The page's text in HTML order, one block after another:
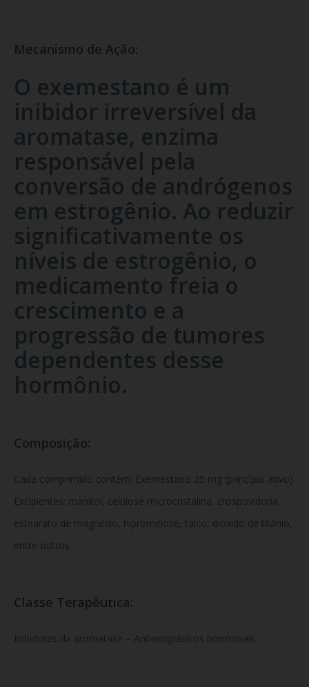
Mecanismo de Ação:
O exemestano é um
inibidor irreversível da
aromatase, enzima
responsável pela
conversão de andrógenos
em estrogênio. Ao reduzir
significativamente os
níveis de estrogênio, o
medicamento freia o
crescimento e a
progressão de tumores
dependentes desse
hormônio.
Composição:
Cada comprimido contém: Exemestano 25 mg (princípio ativo).
Excipientes: manitol, celulose microcristalina, crospovidona,
estearato de magnésio, hipromelose, talco, dióxido de titânio,
entre outros.
Classe Terapêutica:
Inibidores da aromatase – Antineoplásicos hormonais.